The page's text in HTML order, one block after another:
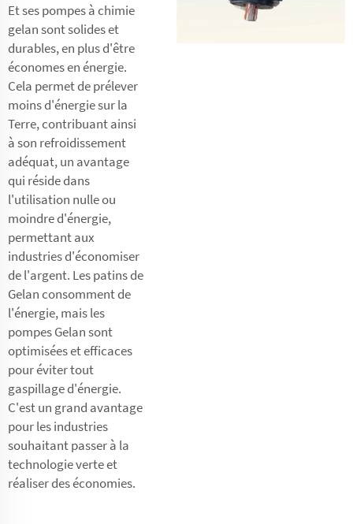
Et ses pompes à chimie
gelan sont solides et
durables, en plus d'être
économes en énergie.
Cela permet de prélever
moins d'énergie sur la
Terre, contribuant ainsi
à son refroidissement
adéquat, un avantage
qui réside dans
l'utilisation nulle ou
moindre d'énergie,
permettant aux
industries d'économiser
de l'argent. Les patins de
Gelan consomment de
l'énergie, mais les
pompes Gelan sont
optimisées et efficaces
pour éviter tout
gaspillage d'énergie.
C'est un grand avantage
pour les industries
souhaitant passer à la
technologie verte et
réaliser des économies.